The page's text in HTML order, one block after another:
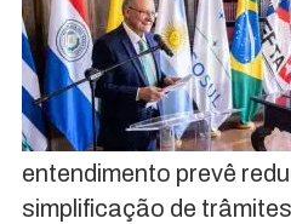
entendimento prevê
simplificação de